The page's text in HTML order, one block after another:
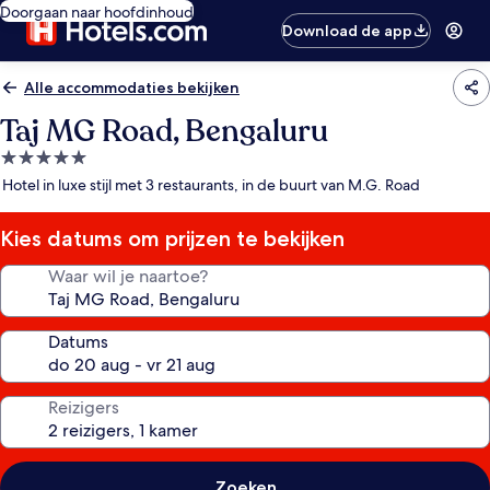
Doorgaan naar hoofdinhoud
Download de app
Alle accommodaties bekijken
Taj MG Road, Bengaluru
5.0-
sterrenaccommodatie
Hotel in luxe stijl met 3 restaurants, in de buurt van M.G. Road
Kies datums om prijzen te bekijken
Waar wil je naartoe?
Datums
Reizigers